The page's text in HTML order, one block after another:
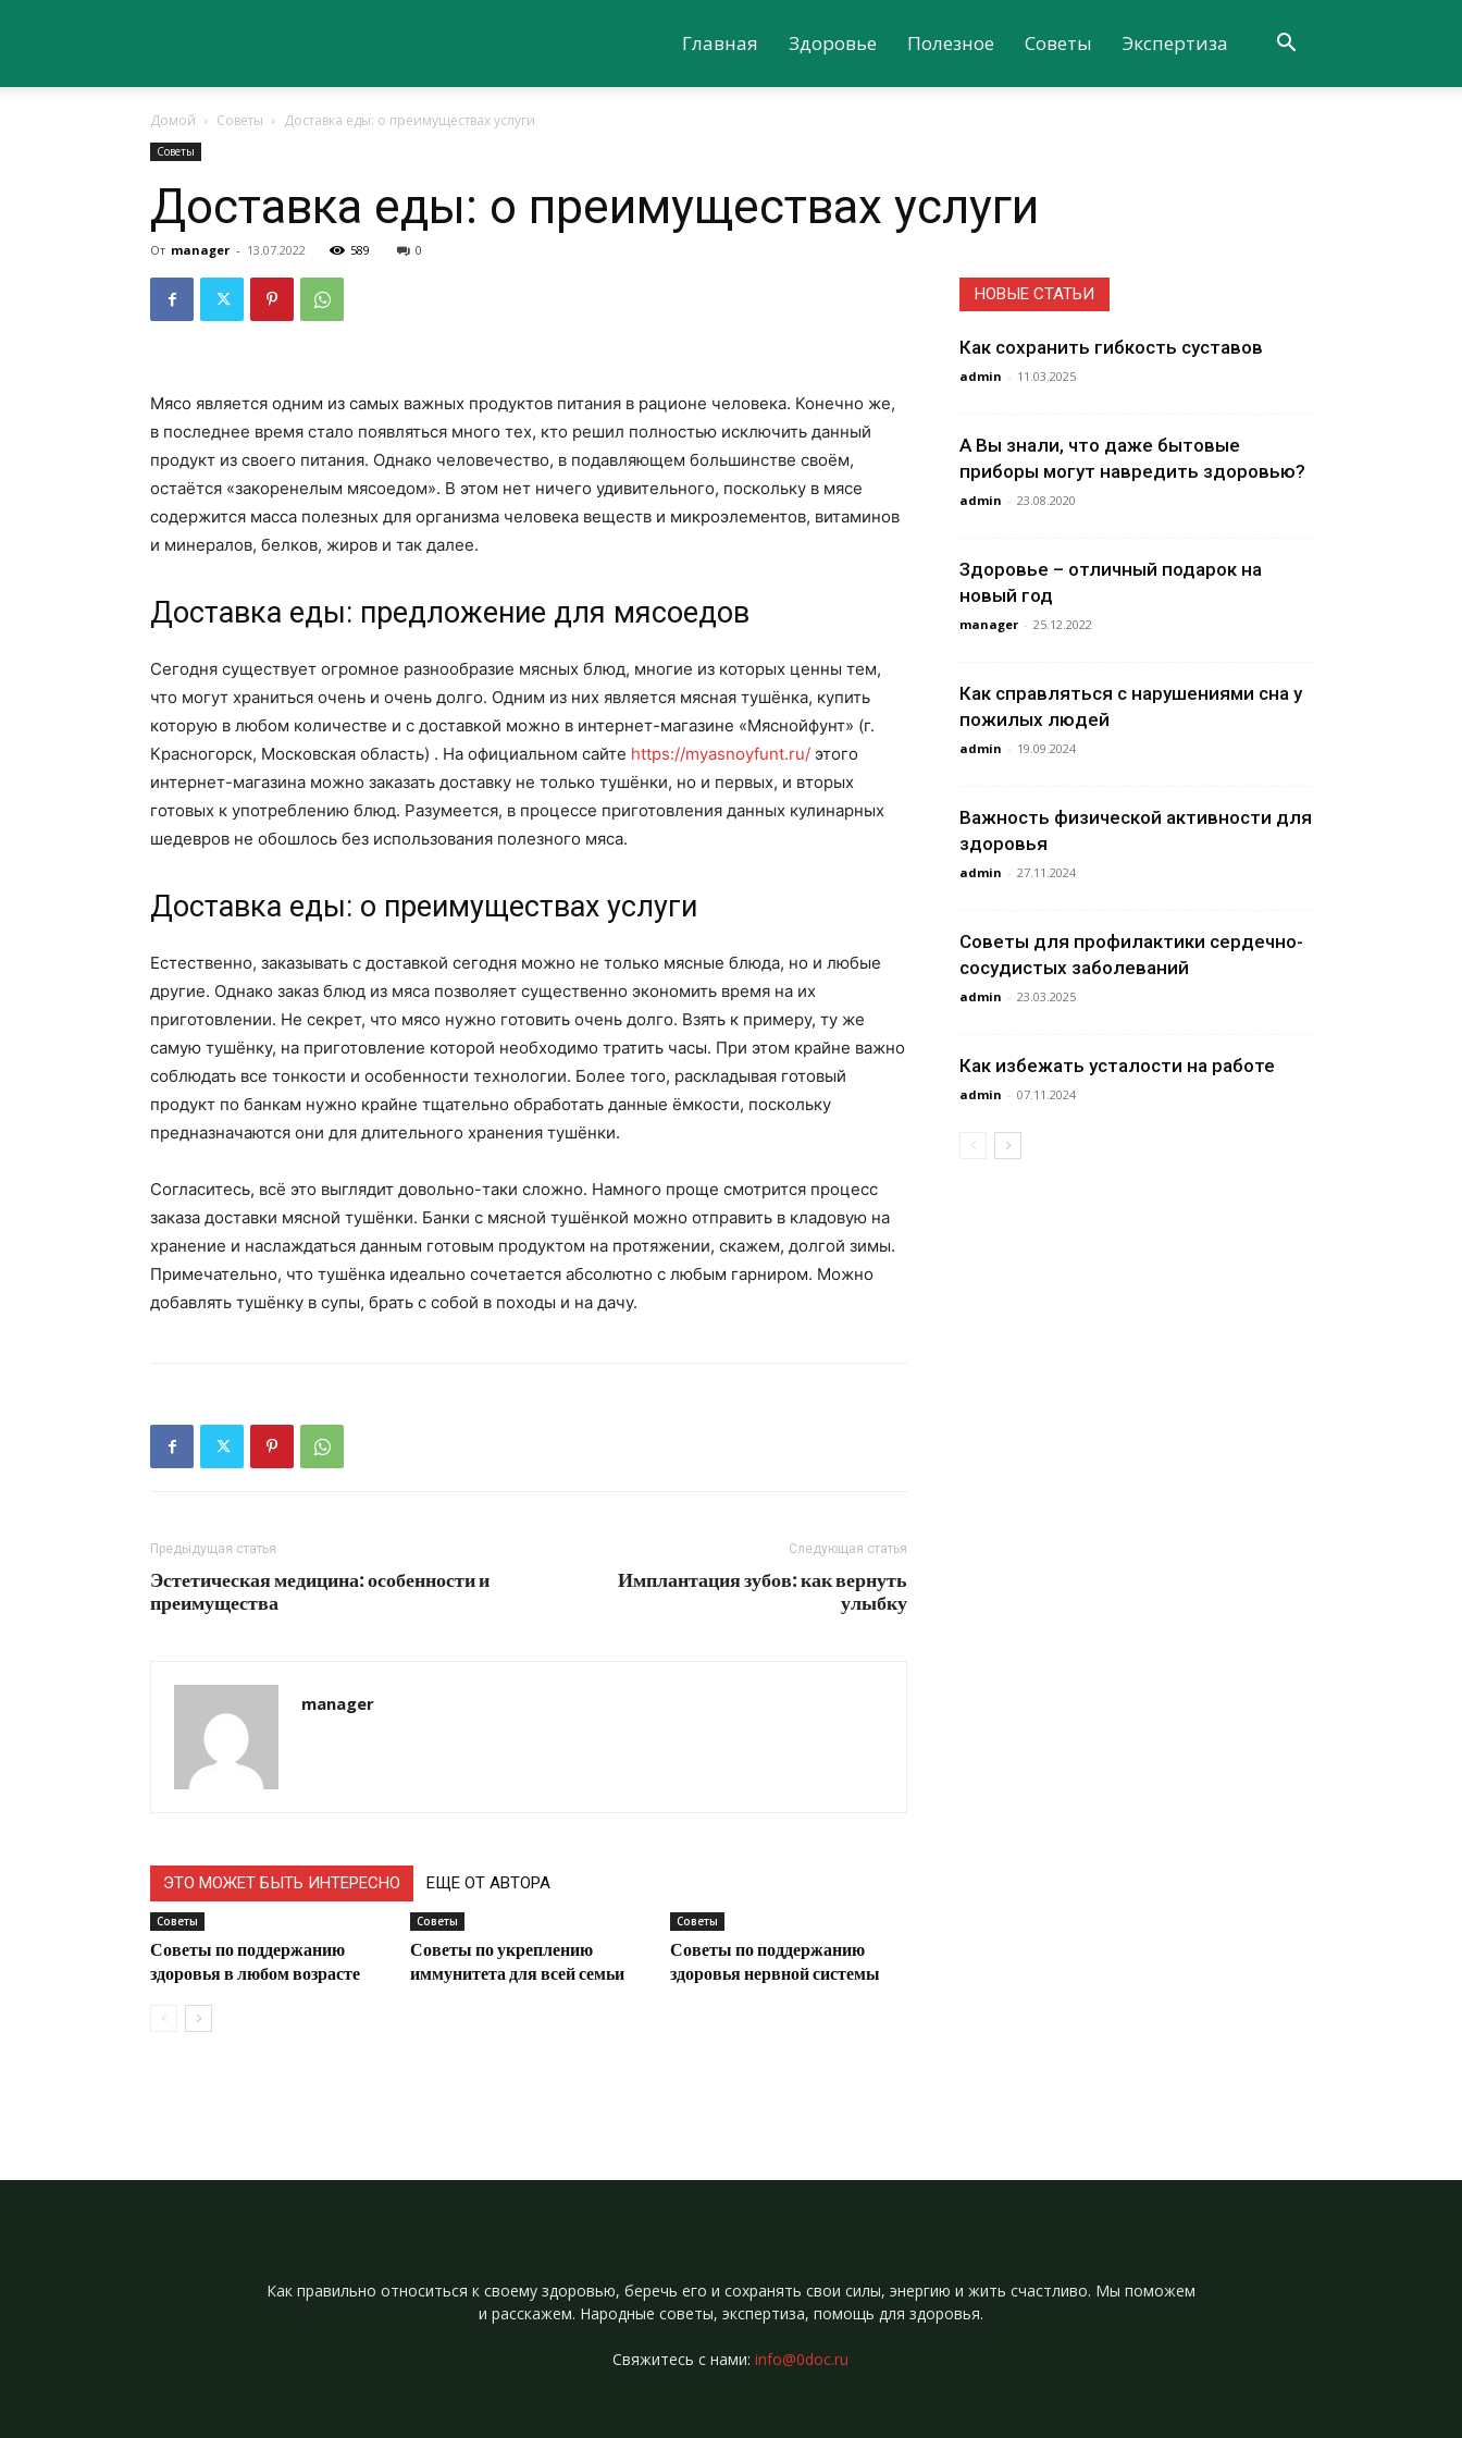
о
здоровье
Главная Здоровье Полезное Советы Экспертиза
Домой Советы Доставка еды: о преимуществах услуги
Советы
Доставка еды: о преимуществах услуги
От manager - 13.07.2022 589 0
Мясо является одним из самых важных продуктов питания в рационе человека. Конечно же,
в последнее время стало появляться много тех, кто решил полностью исключить данный
продукт из своего питания. Однако человечество, в подавляющем большинстве своём,
остаётся «закоренелым мясоедом». В этом нет ничего удивительного, поскольку в мясе
содержится масса полезных для организма человека веществ и микроэлементов, витаминов
и минералов, белков, жиров и так далее.
Доставка еды: предложение для мясоедов
Сегодня существует огромное разнообразие мясных блюд, многие из которых ценны тем,
что могут храниться очень и очень долго. Одним из них является мясная тушёнка, купить
которую в любом количестве и с доставкой можно в интернет-магазине «Мяснойфунт» (г.
Красногорск, Московская область) . На официальном сайте https://myasnoyfunt.ru/ этого
интернет-магазина можно заказать доставку не только тушёнки, но и первых, и вторых
готовых к употреблению блюд. Разумеется, в процессе приготовления данных кулинарных
шедевров не обошлось без использования полезного мяса.
Доставка еды: о преимуществах услуги
Естественно, заказывать с доставкой сегодня можно не только мясные блюда, но и любые
другие. Однако заказ блюд из мяса позволяет существенно экономить время на их
приготовлении. Не секрет, что мясо нужно готовить очень долго. Взять к примеру, ту же
самую тушёнку, на приготовление которой необходимо тратить часы. При этом крайне важно
соблюдать все тонкости и особенности технологии. Более того, раскладывая готовый
продукт по банкам нужно крайне тщательно обработать данные ёмкости, поскольку
предназначаются они для длительного хранения тушёнки.
Согласитесь, всё это выглядит довольно-таки сложно. Намного проще смотрится процесс
заказа доставки мясной тушёнки. Банки с мясной тушёнкой можно отправить в кладовую на
хранение и наслаждаться данным готовым продуктом на протяжении, скажем, долгой зимы.
Примечательно, что тушёнка идеально сочетается абсолютно с любым гарниром. Можно
добавлять тушёнку в супы, брать с собой в походы и на дачу.
Предыдущая статья
Эстетическая медицина: особенности и
преимущества
Следующая статья
Имплантация зубов: как вернуть
улыбку
manager
ЭТО МОЖЕТ БЫТЬ ИНТЕРЕСНО ЕЩЕ ОТ АВТОРА
Советы
Советы по поддержанию
здоровья в любом возрасте
Советы
Советы по укреплению
иммунитета для всей семьи
Советы
Советы по поддержанию
здоровья нервной системы
НОВЫЕ СТАТЬИ
Как сохранить гибкость суставов
admin - 11.03.2025
А Вы знали, что даже бытовые
приборы могут навредить здоровью?
admin - 23.08.2020
Здоровье – отличный подарок на
новый год
manager - 25.12.2022
Как справляться с нарушениями сна у
пожилых людей
admin - 19.09.2024
Важность физической активности для
здоровья
admin - 27.11.2024
Советы для профилактики сердечно-
сосудистых заболеваний
admin - 23.03.2025
Как избежать усталости на работе
admin - 07.11.2024
Как правильно относиться к своему здоровью, беречь его и сохранять свои силы, энергию и жить счастливо. Мы поможем
и расскажем. Народные советы, экспертиза, помощь для здоровья.
Свяжитесь с нами:info@0doc.ru